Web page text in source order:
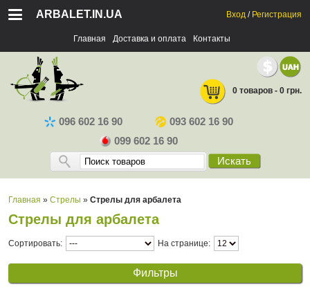
ARBALET.IN.UA
Главная Доставка и оплата Контакты
Вход / Регистрация
096 602 16 90
093 602 16 90
099 602 16 90
Искать
0 товаров - 0 грн.
Главная » Стрелы » Стрелы для арбалета
Стрелы для арбалета
Сортировать: На странице:
Фильтры